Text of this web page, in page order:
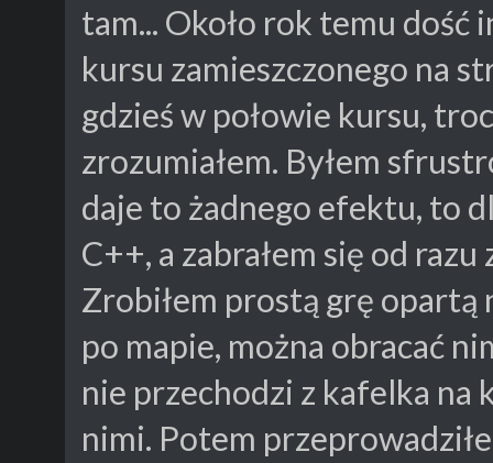
tam... Około rok temu dość
kursu zamieszczonego na
gdzieś w połowie kursu,
zrozumiałem. Byłem
daje to żadnego efektu, to
C++, a zabrałem się od
Zrobiłem prostą grę
po mapie, można obracać
nie przechodzi z kafelka na
nimi. Potem